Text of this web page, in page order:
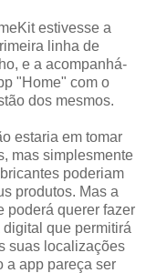
estivesse a
linha de
e a acompanhá-
"Home" com o
dos mesmos.
estaria em tomar
mas simplesmente
poderiam
produtos. Mas a
poderá querer fazer
que permitirá
suas localizações
a app pareça ser